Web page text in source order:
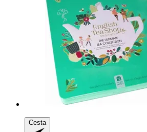
Cesta